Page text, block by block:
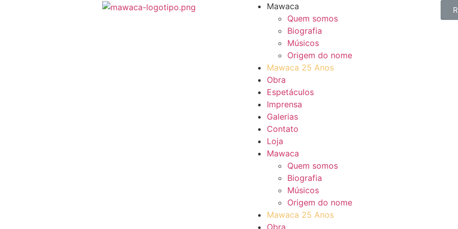
Mawaca
Quem somos
Biografia
Músicos
Origem do nome
Mawaca 25 Anos
Obra
Espetáculos
Imprensa
Galerias
Contato
Loja
Mawaca
Quem somos
Biografia
Músicos
Origem do nome
Mawaca 25 Anos
Obra